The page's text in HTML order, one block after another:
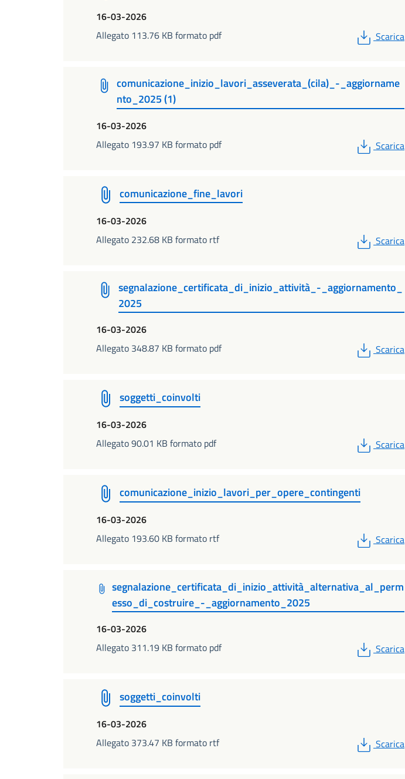
16-03-2026
Allegato 113.76 KB formato pdf
PDF
Scarica
comunicazione_inizio_lavori_asseverata_(cila)_-_aggiorname
nto_2025 (1)
16-03-2026
Allegato 193.97 KB formato pdf
PDF
Scarica
comunicazione_fine_lavori
16-03-2026
Allegato 232.68 KB formato rtf
PDF
Scarica
segnalazione_certificata_di_inizio_attività_-_aggiornamento_
2025
16-03-2026
Allegato 348.87 KB formato pdf
PDF
Scarica
soggetti_coinvolti
16-03-2026
Allegato 90.01 KB formato pdf
PDF
Scarica
comunicazione_inizio_lavori_per_opere_contingenti
16-03-2026
Allegato 193.60 KB formato rtf
PDF
Scarica
segnalazione_certificata_di_inizio_attività_alternativa_al_perm
esso_di_costruire_-_aggiornamento_2025
16-03-2026
Allegato 311.19 KB formato pdf
PDF
Scarica
soggetti_coinvolti
16-03-2026
Allegato 373.47 KB formato rtf
PDF
Scarica